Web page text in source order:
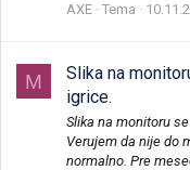
AXE Tema
M
Slika na
igrice.
Slika na monitoru
Verujem da nije do
normalno. Pre